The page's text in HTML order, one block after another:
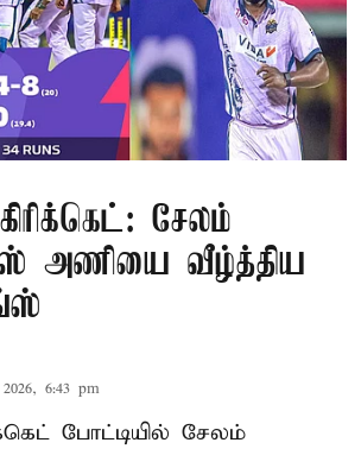
சேலம்
அணியை வீழ்த்திய
6:43 pm
போட்டியில் சேலம்